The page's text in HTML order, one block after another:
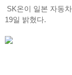
SK온이 일본 자동
19일 밝혔다.